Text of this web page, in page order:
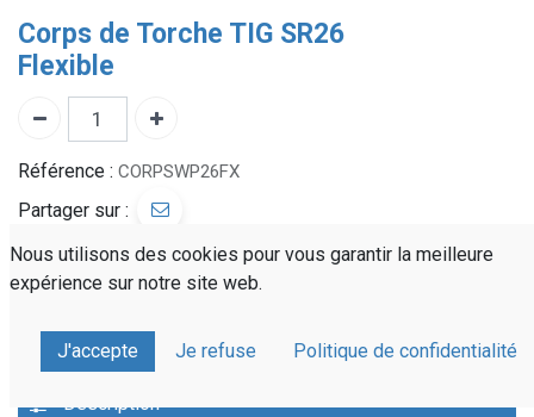
Corps de Torche TIG SR26
Flexible
Référence : CORPSWP26FX
Partager sur :
Devis personnalisé
À votre écoute
Description
Nous utilisons des cookies pour vous garantir la meilleure
expérience sur notre site web.
J'accepte Je refuse Politique de confidentialité